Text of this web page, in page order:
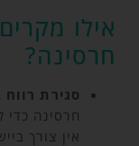
אילו
חרסינה?
סגירת רווח
חרסינה כדי
אין צורך